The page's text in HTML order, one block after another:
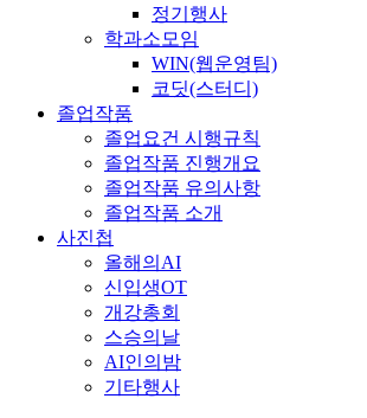
정기행사
학과소모임
WIN(웹운영팀)
코딧(스터디)
졸업작품
졸업요건 시행규칙
졸업작품 진행개요
졸업작품 유의사항
졸업작품 소개
사진첩
올해의AI
신입생OT
개강총회
스승의날
AI인의밤
기타행사